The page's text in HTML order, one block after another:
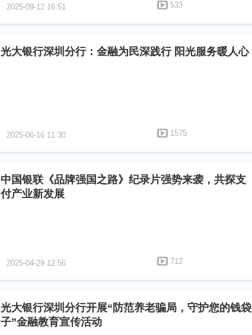
2025-09-12 16:51 533
光大银行深圳分行：金融为民深践行 阳光服务暖人心
2025-06-16 11:30 1575
中国银联《品牌强国之路》纪录片强势来袭，共探支
付产业新发展
2025-04-29 12:56 712
光大银行深圳分行开展“防范养老骗局，守护您的钱袋
子”金融教育宣传活动